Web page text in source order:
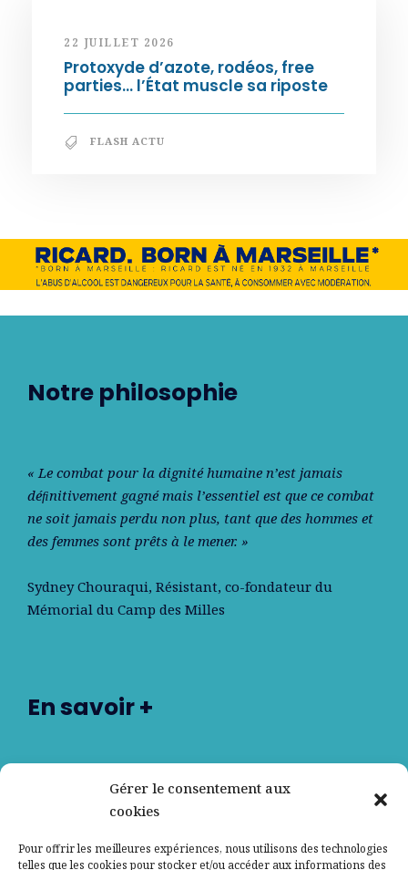
Gérer le consentement aux
cookies
Pour offrir les meilleures expériences, nous utilisons des technologies
telles que les cookies pour stocker et/ou accéder aux informations des
22 JUILLET 2026
Protoxyde d’azote, rodéos, free
parties… l’État muscle sa riposte
FLASH ACTU
Notre philosophie
« Le combat pour la dignité humaine n’est jamais
déﬁnitivement gagné mais l’essentiel est que ce combat
ne soit jamais perdu non plus, tant que des hommes et
des femmes sont prêts à le mener. »
Sydney Chouraqui, Résistant, co-fondateur du
Mémorial du Camp des Milles
En savoir +
Nos partenaires